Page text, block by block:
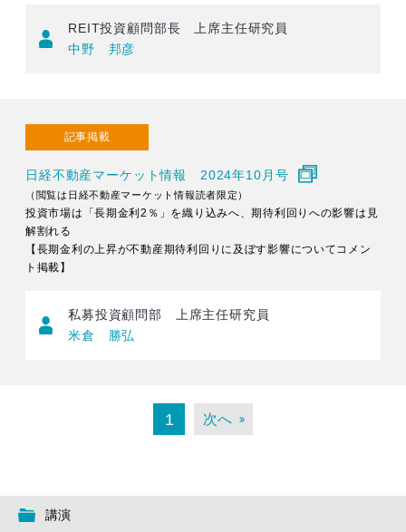
REIT投資顧問部長 上席主任研究員
中野 邦彦
記事掲載
日経不動産マーケット情報 2024年10月号
（閲覧は日経不動産マーケット情報読者限定）
投資市場は「長期金利2％」を織り込みへ、期待利回りへの影響は見
解割れる
【長期金利の上昇が不動産期待利回りに及ぼす影響についてコメン
ト掲載】
私募投資顧問部 上席主任研究員
米倉 勝弘
1 次へ
講演